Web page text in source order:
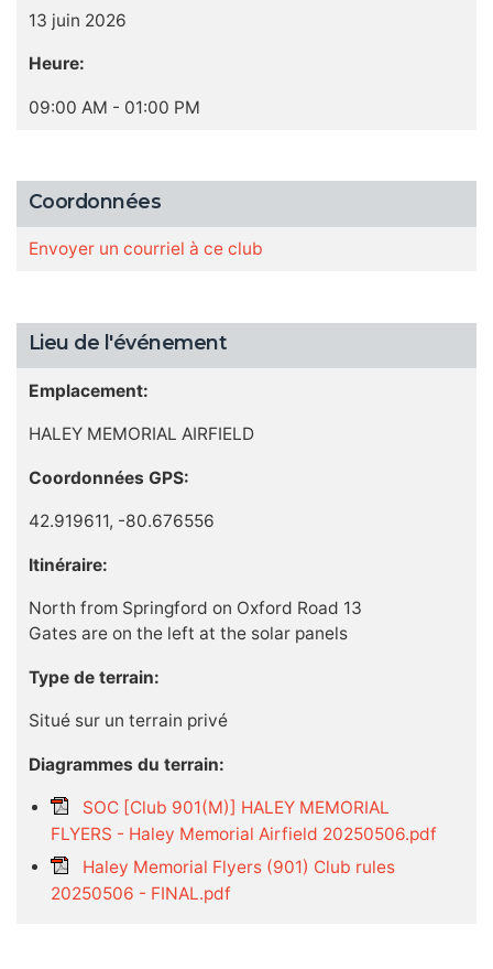
13 juin 2026
Heure:
09:00 AM - 01:00 PM
Coordonnées
Envoyer un courriel à ce club
Lieu de l'événement
Emplacement:
HALEY MEMORIAL AIRFIELD
Coordonnées GPS:
42.919611, -80.676556
Itinéraire:
North from Springford on Oxford Road 13
Gates are on the left at the solar panels
Type de terrain:
Situé sur un terrain privé
Diagrammes du terrain:
SOC [Club 901(M)] HALEY MEMORIAL
FLYERS - Haley Memorial Airfield 20250506.pdf
Haley Memorial Flyers (901) Club rules
20250506 - FINAL.pdf